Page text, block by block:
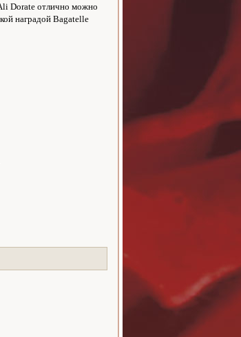
Dorate отлично можно
наградой Bagatelle